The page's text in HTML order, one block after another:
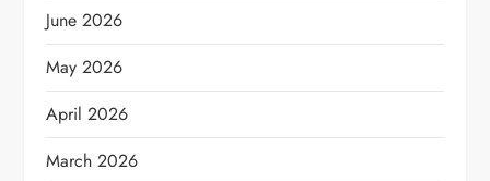
June 2026
May 2026
April 2026
March 2026